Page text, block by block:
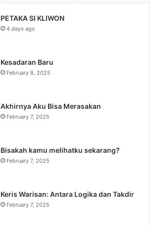
PETAKA SI KLIWON
4 days ago
Kesadaran Baru
February 8, 2025
Akhirnya Aku Bisa Merasakan
February 7, 2025
Bisakah kamu melihatku sekarang?
February 7, 2025
Keris Warisan: Antara Logika dan Takdir
February 7, 2025